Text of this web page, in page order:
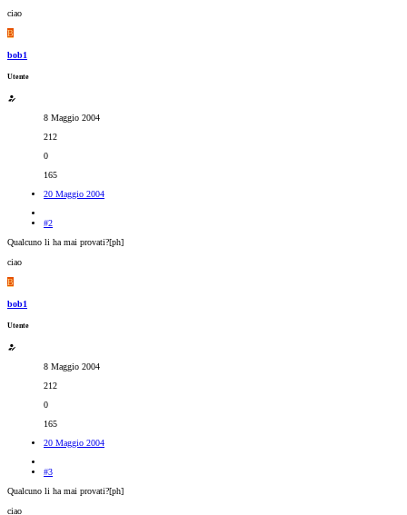
ciao
B
bob1
Utente
8 Maggio 2004
212
0
165
20 Maggio 2004
#2
Qualcuno li ha mai provati?[ph]
ciao
B
bob1
Utente
8 Maggio 2004
212
0
165
20 Maggio 2004
#3
Qualcuno li ha mai provati?[ph]
ciao